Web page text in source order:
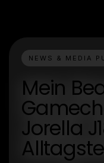
NEWS & MEDIA
Mein
Jorella